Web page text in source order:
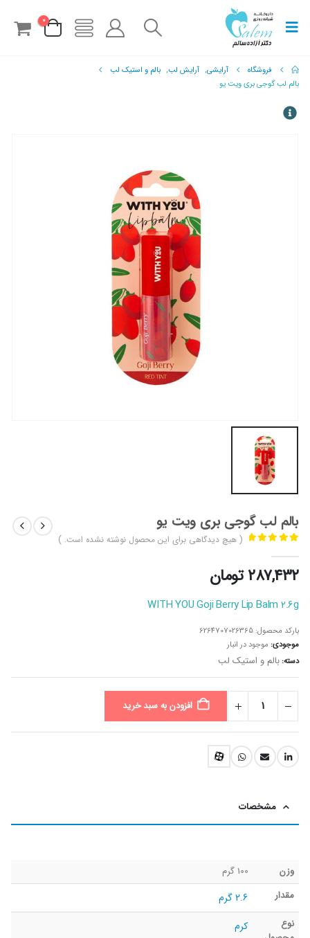
0
فروشگاه آرایشی, آرایش لب, بالم و استیک لب
بالم لب گوجی بری ویت یو
بالم لب گوجی بری ویت یو
( هیچ دیدگاهی برای این محصول نوشته نشده است. )
۲۸۷,۴۳۲ تومان
WITH YOU Goji Berry Lip Balm 2.6g
بارکد محصول: 6264707026365
موجودی: موجود در انبار
دسته: بالم و استیک لب
افزودن به سبد خرید
مشخصات
وزن
100 گرم
مقدار
2.6 گرم
نوع
کرم